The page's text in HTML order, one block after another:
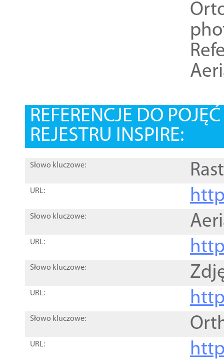
REFERENCJE DO
REJESTRU INSPIRE:
Słowo kluczowe:
URL:
Słowo kluczowe:
URL:
Słowo kluczowe:
URL:
Słowo kluczowe:
URL: